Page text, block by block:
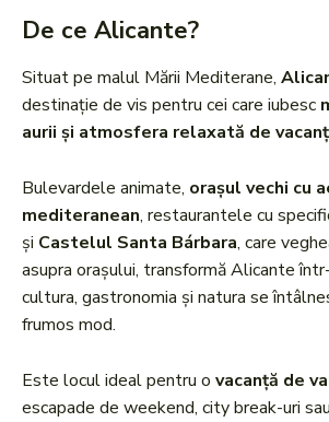
De ce Alicante?
Situat pe malul Mării Mediterane,
destinație de vis pentru cei care iubesc
aurii și atmosfera relaxată de
Bulevardele animate, orașul vechi cu
mediteranean, restaurantele cu
și Castelul Santa Bárbara, care
asupra orașului, transformă Alicante
cultura, gastronomia și natura se
frumos mod.
Este locul ideal pentru o vacanță de
escapade de weekend, city break-uri